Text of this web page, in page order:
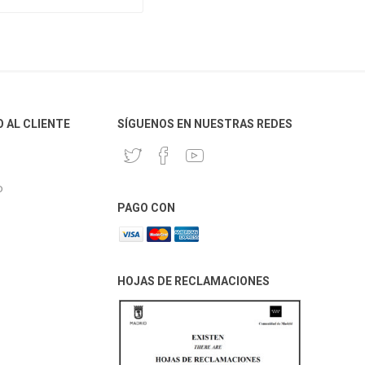
AL CLIENTE SÍGUENOS EN NUESTRAS REDES
PAGO CON
HOJAS DE RECLAMACIONES